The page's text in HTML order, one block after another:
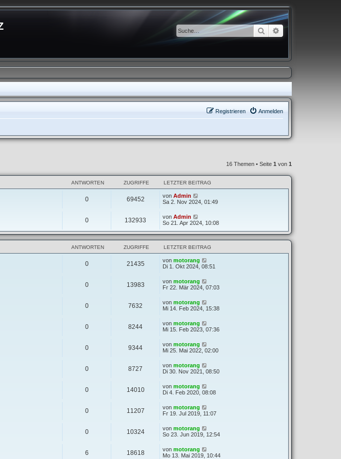
Suche Erweiterte Suche
Anmelden
Registrieren
16 Themen • Seite 1 von 1
ANTWORTEN ZUGRIFFE LETZTER BEITRAG
0 69452 von Admin
Sa 2. Nov 2024, 01:49
0 132933 von Admin
So 21. Apr 2024, 10:08
ANTWORTEN ZUGRIFFE LETZTER BEITRAG
0 21435 von motorang
Di 1. Okt 2024, 08:51
0 13983 von motorang
Fr 22. Mär 2024, 07:03
0 7632 von motorang
Mi 14. Feb 2024, 15:38
0 8244 von motorang
Mi 15. Feb 2023, 07:36
0 9344 von motorang
Mi 25. Mai 2022, 02:00
0 8727 von motorang
Di 30. Nov 2021, 08:50
0 14010 von motorang
Di 4. Feb 2020, 08:08
0 11207 von motorang
Fr 19. Jul 2019, 11:07
0 10324 von motorang
So 23. Jun 2019, 12:54
6 18618 von motorang
Mo 13. Mai 2019, 10:44